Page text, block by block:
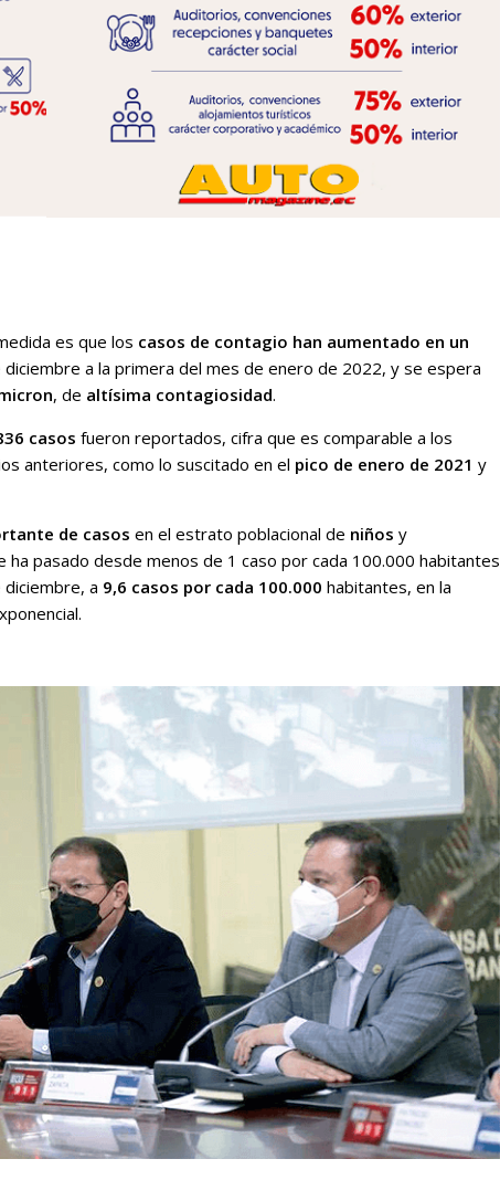
es que los casos de contagio han aumentado en un
a la primera del mes de enero de 2022, y se espera
, de altísima contagiosidad.
casos fueron reportados, cifra que es comparable a los
anteriores, como lo suscitado en el pico de enero de 2021 y
de casos en el estrato poblacional de niños y
ha pasado desde menos de 1 caso por cada 100.000 habitantes
diciembre, a 9,6 casos por cada 100.000 habitantes, en la